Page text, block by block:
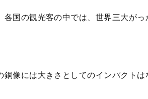
国の観光客の中では、世界三大がっ
像には大きさとしてのインパクトは